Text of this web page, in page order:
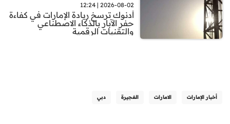
2026-08-02 | 12:24
أدنوك ترسخ ريادة الإمارات في كفاءة
حفر الآبار بالذكاء الاصطناعي
والتقنيات الرقمية
أخبار الإمارات الامارات الفجيرة دبي